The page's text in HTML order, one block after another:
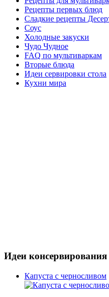
Рецепты первых блюд
Сладкие рецепты
Соус
Холодные закуски
Чудо Чудное
FAQ по мультиваркам
Вторые блюда
Идеи сервировки стола
Кухни мира
Идеи консервирования
Капуста с черносливом